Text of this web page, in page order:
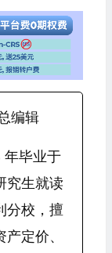
编辑
毕业于
究生就读
分校，擅
定价、